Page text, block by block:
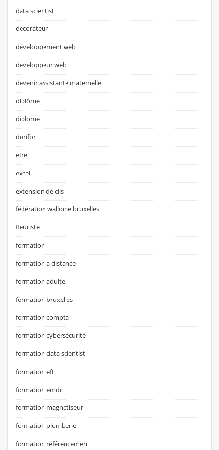
data scientist
decorateur
développement web
developpeur web
devenir assistante maternelle
diplôme
diplome
dorifor
etre
excel
extension de cils
fédération wallonie bruxelles
fleuriste
formation
formation a distance
formation adulte
formation bruxelles
formation compta
formation cybersécurité
formation data scientist
formation eft
formation emdr
formation magnetiseur
formation plomberie
formation référencement